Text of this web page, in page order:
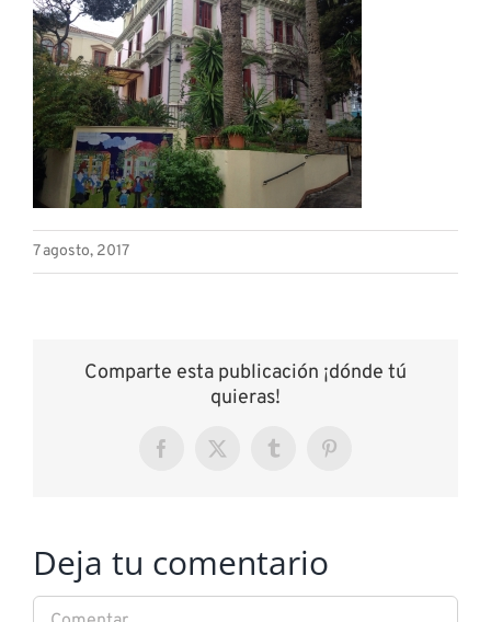
7 agosto, 2017
Comparte esta publicación ¡dónde tú
quieras!
Facebook
X TumblrPinterest
Deja tu comentario
Comentar